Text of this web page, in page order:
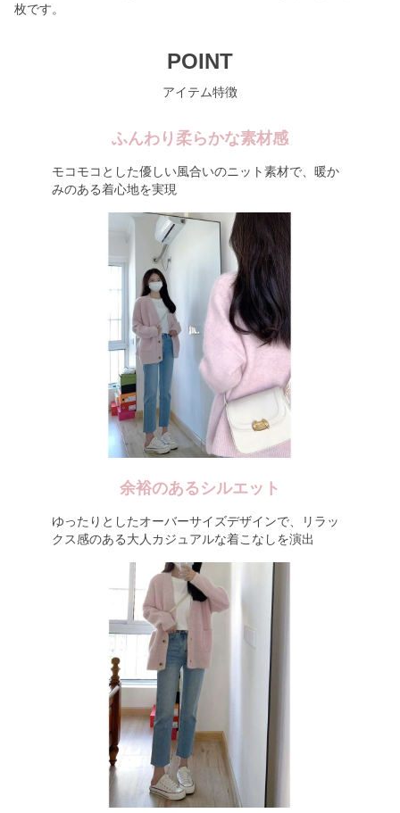
枚です。
POINT
アイテム特徴
ふんわり柔らかな素材感
モコモコとした優しい風合いのニット素材で、暖か
みのある着心地を実現
余裕のあるシルエット
ゆったりとしたオーバーサイズデザインで、リラッ
クス感のある大人カジュアルな着こなしを演出